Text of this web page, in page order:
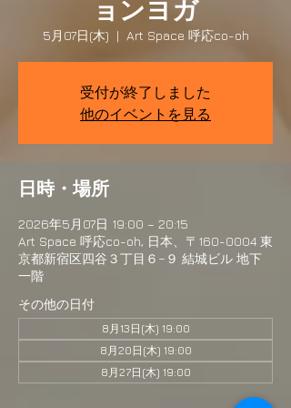
ョンヨガ
5月07日(木)
  |
Art Space 呼応co-oh
受付が終了しました
他のイベントを見る
日時・場所
2026年5月07日 19:00 – 20:15
Art Space 呼応co-oh, 日本、〒160-0004 東
京都新宿区四谷３丁目６−９ 結城ビル 地下
一階
その他の日付
8月13日(木) 19:00
8月20日(木) 19:00
8月27日(木) 19:00